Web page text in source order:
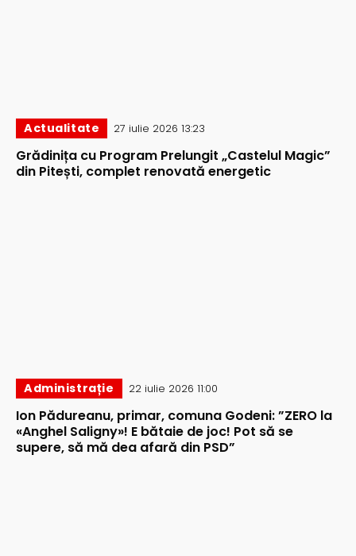
Actualitate 27 iulie 2026 13:23
Grădinița cu Program Prelungit „Castelul Magic”
din Pitești, complet renovată energetic
Administrație 22 iulie 2026 11:00
Ion Pădureanu, primar, comuna Godeni: ”ZERO la
«Anghel Saligny»! E bătaie de joc! Pot să se
supere, să mă dea afară din PSD”